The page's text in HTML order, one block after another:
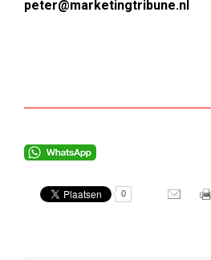
peter@marketingtribune.nl
0